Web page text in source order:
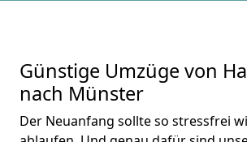
Günstige Umzüge von
nach Münster
Der Neuanfang sollte so stressfrei